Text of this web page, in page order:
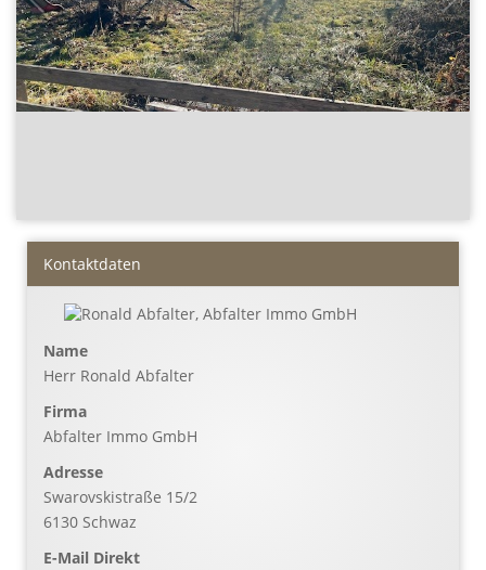
2/9
Kontaktdaten
Name
Herr Ronald Abfalter
Firma
Abfalter Immo GmbH
Adresse
Swarovskistraße 15/2
6130 Schwaz
E-Mail Direkt